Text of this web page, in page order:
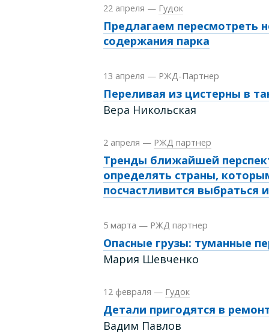
22 апреля — Гудок
Предлагаем пересмотреть
содержания парка
13 апреля — РЖД-Партнер
Переливая из цистерны в
Вера Никольская
2 апреля — РЖД партнер
Тренды ближайшей
определять страны,
посчастливится выбраться
5 марта — РЖД партнер
Опасные грузы: туманные
Мария Шевченко
12 февраля — Гудок
Детали пригодятся в
Вадим Павлов